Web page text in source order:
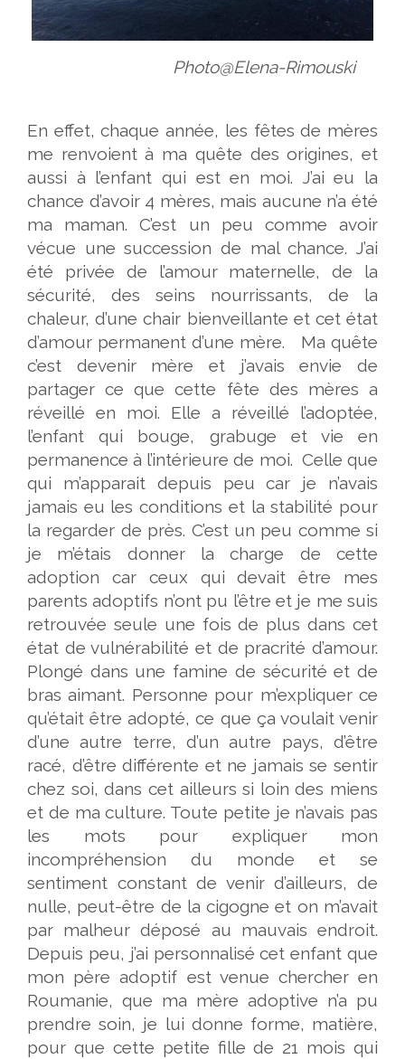
Photo@Elena-Rimouski
En effet, chaque année, les fêtes de mères
me renvoient à ma quête des origines, et
aussi à l’enfant qui est en moi. J’ai eu la
chance d’avoir 4 mères, mais aucune n’a été
ma maman. C’est un peu comme avoir
vécue une succession de mal chance. J’ai
été privée de l’amour maternelle, de la
sécurité, des seins nourrissants, de la
chaleur, d’une chair bienveillante et cet état
d’amour permanent d’une mère. Ma quête
c’est devenir mère et j’avais envie de
partager ce que cette fête des mères a
réveillé en moi. Elle a réveillé l’adoptée,
l’enfant qui bouge, grabuge et vie en
permanence à l’intérieure de moi. Celle que
qui m’apparait depuis peu car je n’avais
jamais eu les conditions et la stabilité pour
la regarder de près. C’est un peu comme si
je m’étais donner la charge de cette
adoption car ceux qui devait être mes
parents adoptifs n’ont pu l’être et je me suis
retrouvée seule une fois de plus dans cet
état de vulnérabilité et de pracrité d’amour.
Plongé dans une famine de sécurité et de
bras aimant. Personne pour m’expliquer ce
qu’était être adopté, ce que ça voulait venir
d’une autre terre, d’un autre pays, d’être
racé, d’être différente et ne jamais se sentir
chez soi, dans cet ailleurs si loin des miens
et de ma culture. Toute petite je n’avais pas
les mots pour expliquer mon
incompréhension du monde et se
sentiment constant de venir d’ailleurs, de
nulle, peut-être de la cigogne et on m’avait
par malheur déposé au mauvais endroit.
Depuis peu, j’ai personnalisé cet enfant que
mon père adoptif est venue chercher en
Roumanie, que ma mère adoptive n’a pu
prendre soin, je lui donne forme, matière,
pour que cette petite fille de 21 mois qui